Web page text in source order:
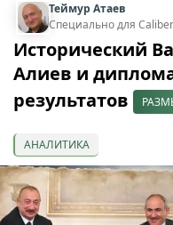
Теймур Атаев
Специально для
Исторический
Алиев и
результатов
АНАЛИТИКА